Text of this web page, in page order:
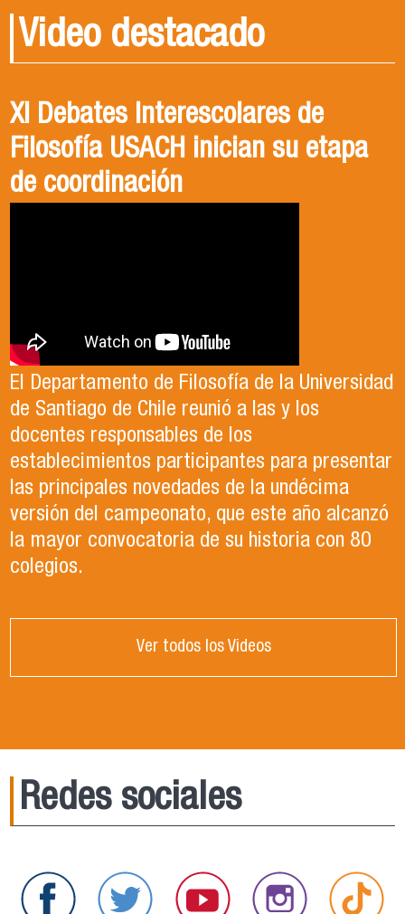
Video destacado
XI Debates Interescolares de
Filosofía USACH inician su etapa
de coordinación
El Departamento de Filosofía de la Universidad
de Santiago de Chile reunió a las y los
docentes responsables de los
establecimientos participantes para presentar
las principales novedades de la undécima
versión del campeonato, que este año alcanzó
la mayor convocatoria de su historia con 80
colegios.
Ver todos los Videos
Redes sociales